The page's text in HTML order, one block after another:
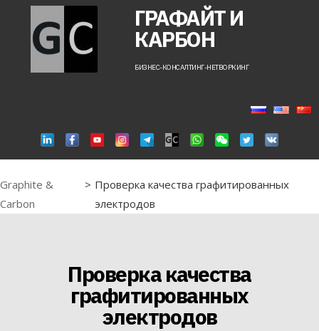
ГРАФАЙТ И
КАРБОН
БИЗНЕС-КОНСАЛТИНГ-НЕТВОРКИНГ
Graphite &
Carbon
> Проверка качества графитированных
электродов
Проверка качества
графитированных
электродов